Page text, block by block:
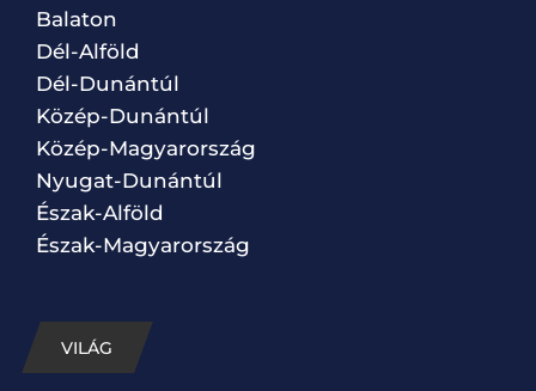
Balaton
Dél-Alföld
Dél-Dunántúl
Közép-Dunántúl
Közép-Magyarország
Nyugat-Dunántúl
Észak-Alföld
Észak-Magyarország
VILÁG